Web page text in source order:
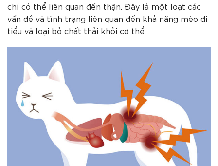
chí có thể liên quan đến thận. Đây là một loạt các
vấn đề và tình trạng liên quan đến khả năng mèo đi
tiểu và loại bỏ chất thải khỏi cơ thể.